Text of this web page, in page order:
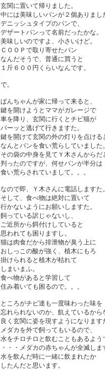
玄関に置いて帰りました。
中には美味しいパンが２個ありまし
デニッシュタイプのパンで、
デザートパンって名前だったかな。
美味しいのですよ、小さいけど。
ＣＯＯＰで取り寄せたパン
なんだそうで、普通に買うと
１斤６００円くらいなんです。
で。
ぱんちゃんが家に帰って来ると、
鍵を開けようとママがガレージで
車を降り、玄関に行くとチビ猫が
パーッと逃げて行きますた。
鍵を開けて玄関の外の灯りを点ける
なんとパンを食い荒らしていまし
その袋の中身を見てＹ木さんからだ
判ったのですが、何せパンが半分は
食い荒らされていまして。。。
なので即、Ｙ木さんに電話しますた
そして、食べ物は絶対に置いて
行かないようにお願いしますた。
飼っている訳じゃないし、
ご近所から餌付けしていると
思われても困りますし。
猫は肉食だから排泄物が臭う上に
おしっこの酸が強く、植木にもろ
掛けられると植木が枯れて
しまいまふ。
食べ物があると学習して
住み着いても困るので。。。
ところがチビ達も一度味わった味を
忘れられないのか、飢えているから
良く玄関に姿を現すようになります
メダカを外で飼ってもいるので、
水をチロチロと飲むこともあるよう
・・・メダカの赤ちゃんが全滅しま
水を飲んだ時に一緒に飲まれたか
したんだと思います。